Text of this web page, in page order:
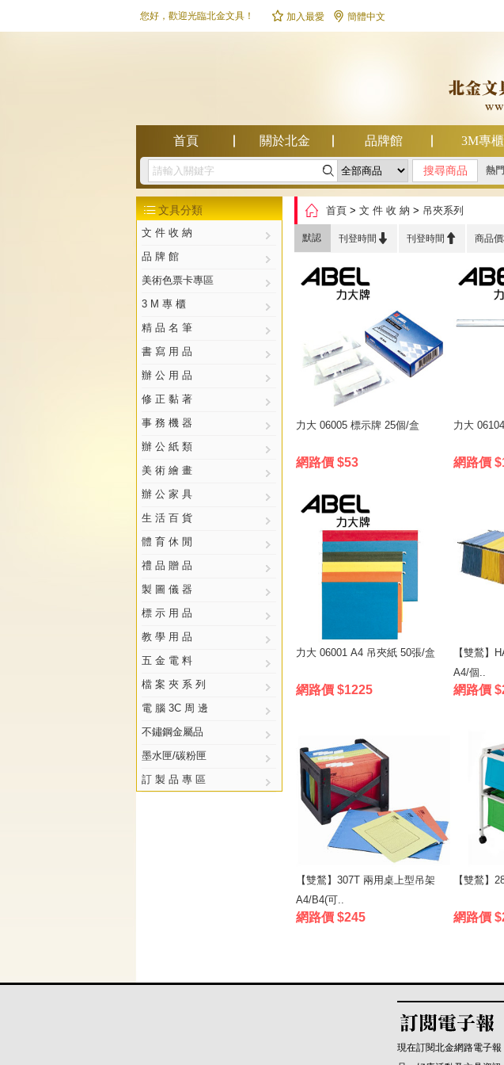
您好，歡迎光臨北金文具！  加入最愛  簡體中文
首頁 關於北金 品牌館 3M專櫃
幫助中心  熱
文具分類
文 件 收 納
品 牌 館
美術色票卡專區
3 M 專 櫃
精 品 名 筆
書 寫 用 品
辦 公 用 品
修 正 黏 著
事 務 機 器
辦 公 紙 類
美 術 繪 畫
辦 公 家 具
生 活 百 貨
體 育 休 閒
禮 品 贈 品
製 圖 儀 器
標 示 用 品
教 學 用 品
五 金 電 料
檔 案 夾 系 列
電 腦 3C 周 邊
不鏽鋼金屬品
墨水匣/碳粉匣
訂 製 品 專 區
 首頁 > 文 件 收 納 > 吊夾系列
默認 刊登時間  刊登時間  商品
力大 06005 標示牌 25個/盒
網路價 $53
力大
網路價
力大 06001 A4 吊夾紙 50張/盒
網路價 $1225
【雙鶖】
A4/個..
網路價
【雙鶖】307T 兩用桌上型吊架
A4/B4(可..
網路價 $245
【雙鶖】
網路價
現在訂閱北金網路電子